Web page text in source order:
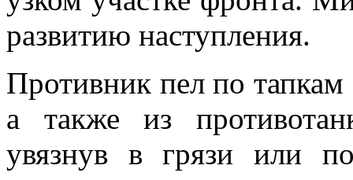
развитию наступления.
Противник пел по тапкам
а также из
увязнув в грязи или